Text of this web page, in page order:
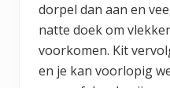
dorpel dan aan en
natte doek om
voorkomen. Kit
en je kan voorlopig